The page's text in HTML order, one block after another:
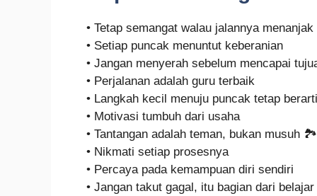
• Tetap semangat walau jalannya menanjak
• Setiap puncak menuntut keberanian
• Jangan menyerah sebelum mencapai
• Perjalanan adalah guru terbaik
• Langkah kecil menuju puncak tetap berarti
• Motivasi tumbuh dari usaha
• Tantangan adalah teman, bukan musuh 🏞️
• Nikmati setiap prosesnya
• Percaya pada kemampuan diri sendiri
• Jangan takut gagal, itu bagian dari belajar